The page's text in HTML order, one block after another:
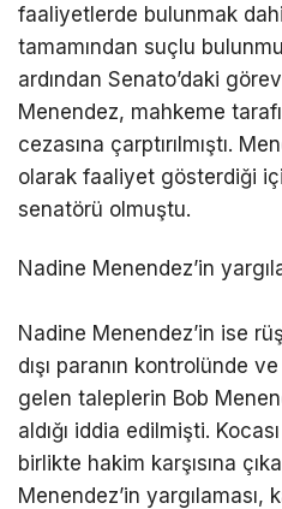
faaliyetlerde bulunmak
tamamından suçlu
ardından Senato’daki
Menendez, mahkeme
cezasına çarptırılmıştı.
olarak faaliyet gösterdiği
senatörü olmuştu.
Nadine Menendez’in
Nadine Menendez’in ise
dışı paranın kontrolünde
gelen taleplerin Bob
aldığı iddia edilmişti.
birlikte hakim karşısına
Menendez’in